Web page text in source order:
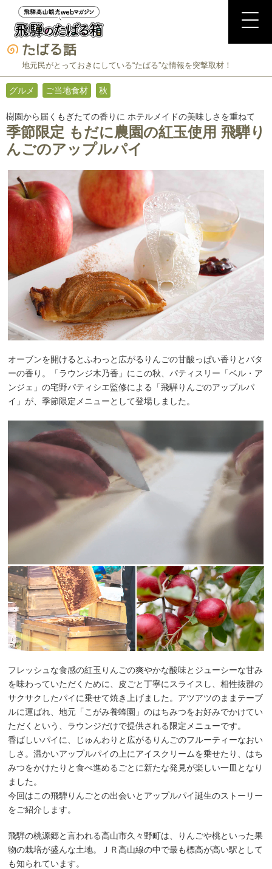
地元民がとっておきにしている“たばる”な情報を突撃取材！
グルメ ご当地食材 秋
樹園から届くもぎたての香りに ホテルメイドの美味しさを重ねて
季節限定 もだに農園の紅玉使用 飛騨り
んごのアップルパイ
オーブンを開けるとふわっと広がるりんごの甘酸っぱい香りとバタ
ーの香り。「ラウンジ木乃香」にこの秋、パティスリー「ベル・ア
ンジェ」の宅野パティシエ監修による「飛騨りんごのアップルパ
イ」が、季節限定メニューとして登場しました。
フレッシュな食感の紅玉りんごの爽やかな酸味とジューシーな甘み
を味わっていただくために、皮ごと丁寧にスライスし、相性抜群の
サクサクしたパイに乗せて焼き上げました。アツアツのままテーブ
ルに運ばれ、地元「こがみ養蜂園」のはちみつをお好みでかけてい
ただくという、ラウンジだけで提供される限定メニューです。
香ばしいパイに、じゅんわりと広がるりんごのフルーティーなおい
しさ。温かいアップルパイの上にアイスクリームを乗せたり、はち
みつをかけたりと食べ進めるごとに新たな発見が楽しい一皿となり
ました。
今回はこの飛騨りんごとの出会いとアップルパイ誕生のストーリー
をご紹介します。
飛騨の桃源郷と言われる高山市久々野町は、りんごや桃といった果
物の栽培が盛んな土地。ＪＲ高山線の中で最も標高が高い駅として
も知られています。